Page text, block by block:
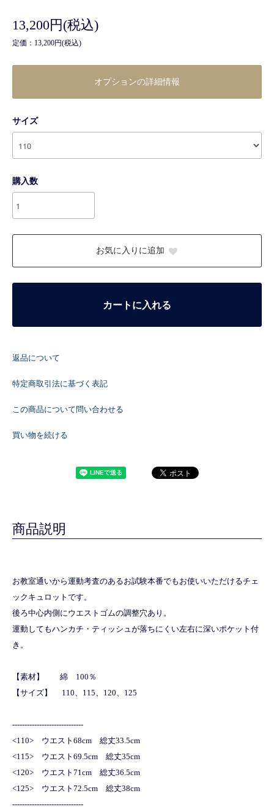
13,200円(税込)
定価：13,200円(税込)
オプションの詳細情報
サイズ
購入数
お気に入りに追加
カートに入れる
返品について
特定商取引法に基づく表記
この商品について問い合わせる
買い物を続ける
商品説明
お教室通いから運動考査のあるお試験本番でもお使いいただけるチェ
ックキュロットです。
後ろ中心内側にウエストゴムの調整穴あり。
運動してもハンカチ・ティッシュが落ちにくい左右に深いポケット付
き。
【素材】 綿 100％
【サイズ】 110、115、120、125
-----------------------------
<110> ウエスト68cm 総丈33.5cm
<115> ウエスト69.5cm 総丈35cm
<120> ウエスト71cm 総丈36.5cm
<125> ウエスト72.5cm 総丈38cm
-----------------------------